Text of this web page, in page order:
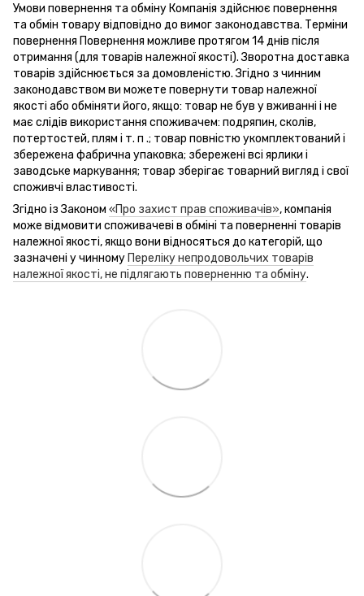
Умови повернення та обміну Компанія здійснює повернення
та обмін товару відповідно до вимог законодавства. Терміни
повернення Повернення можливе протягом 14 днів після
отримання (для товарів належної якості). Зворотна доставка
товарів здійснюється за домовленістю. Згідно з чинним
законодавством ви можете повернути товар належної
якості або обміняти його, якщо: товар не був у вживанні і не
має слідів використання споживачем: подряпин, сколів,
потертостей, плям і т. п .; товар повністю укомплектований і
збережена фабрична упаковка; збережені всі ярлики і
заводське маркування; товар зберігає товарний вигляд і свої
споживчі властивості.
Згідно із Законом «Про захист прав споживачів», компанія
може відмовити споживачеві в обміні та поверненні товарів
належної якості, якщо вони відносяться до категорій, що
зазначені у чинному Переліку непродовольчих товарів
належної якості, не підлягають поверненню та обміну.